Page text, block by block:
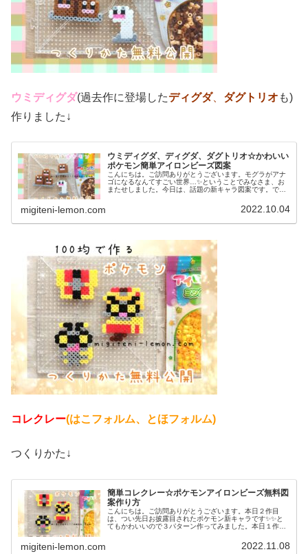
ウミディグダ(過去作に登場したディグダ、 ダグトリオ も)
作りました↓
ウミディグダ、ディグダ、ダグトリオ☆かわいい
ポケモン簡単アイロンビーズ図案
こんにちは。ご訪問ありがとうございます。モグラがアナ
ゴになるなんてすごい世界…✨ということでみなさま、お
またせしました。今日は、話題の新キャラ図案です。で
migiteni-lemon.com 2022.10.04
コレクレー(はこフォルム、とほフォルム)
つくりかた↓
簡単コレクレー☆ポケモンアイロンビーズ無料図
案作り方
こんにちは。ご訪問ありがとうございます。本日２作目
は、つい先日お披露目されたポケモン新キャラです✨✨と
てもかわいいので３パターン作ってみました。本日１作目
migiteni-lemon.com 2022.11.08